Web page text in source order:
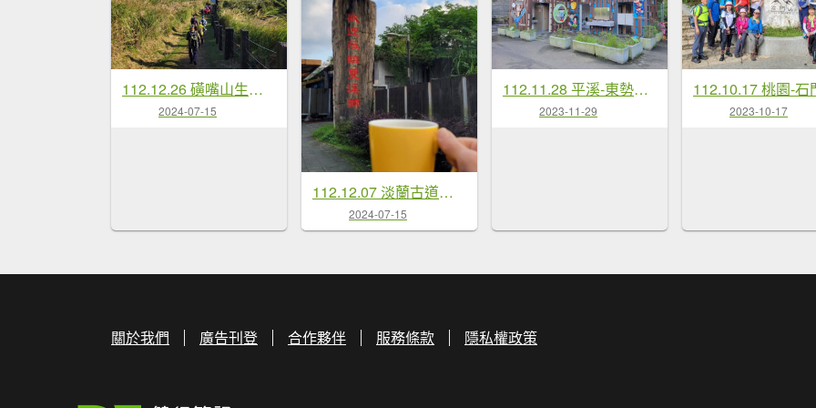
112.12.26 磺嘴山生態保護區
2024-07-15
112.12.07 淡蘭古道（雙溪-十分）
2024-07-15
112.11.28 平溪-東勢格越嶺古道
2023-11-29
112.10.17 桃園-石
2023-10-17
關於我們 廣告刊登 合作夥伴 服務條款 隱私權政策